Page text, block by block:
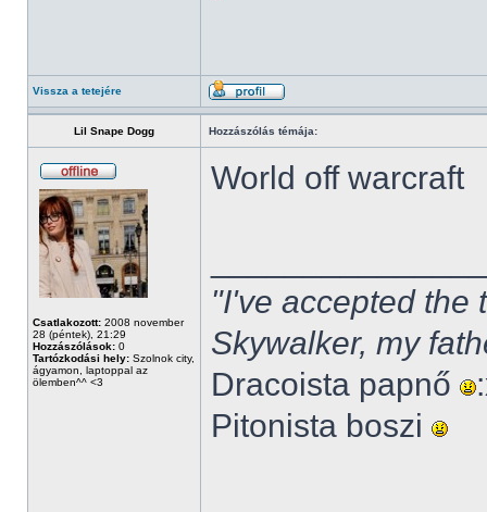
Vissza a tetejére
Lil Snape Dogg Hozzászólás témája:
Csatlakozott: 2008 november
28 (péntek), 21:29
Hozzászólások: 0
Tartózkodási hely: Szolnok city,
ágyamon, laptoppal az
ölemben^^ <3
World off warcraft
"I've accepted the
Skywalker, my
Dracoista papnő
Pitonista boszi